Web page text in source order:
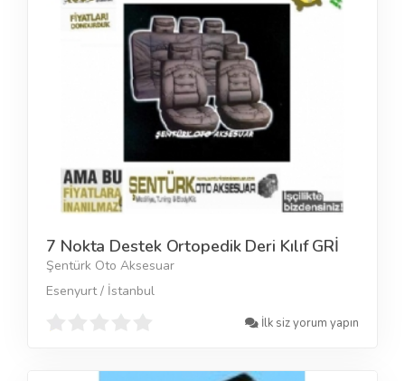
7 Nokta Destek Ortopedik Deri Kılıf GRİ
Şentürk Oto Aksesuar
Esenyurt / İstanbul
İlk siz yorum yapın